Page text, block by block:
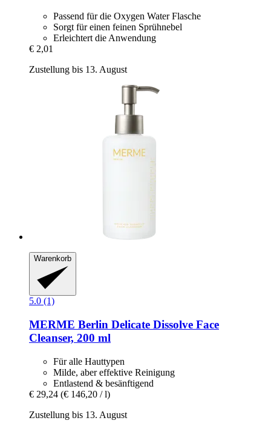
Passend für die Oxygen Water Flasche
Sorgt für einen feinen Sprühnebel
Erleichtert die Anwendung
€ 2,01
Zustellung bis 13. August
Warenkorb
5.0 (1)
MERME Berlin Delicate Dissolve Face
Cleanser, 200 ml
Für alle Hauttypen
Milde, aber effektive Reinigung
Entlastend & besänftigend
€ 29,24 (€ 146,20 / l)
Zustellung bis 13. August